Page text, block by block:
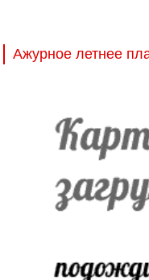
Ажурное летнее